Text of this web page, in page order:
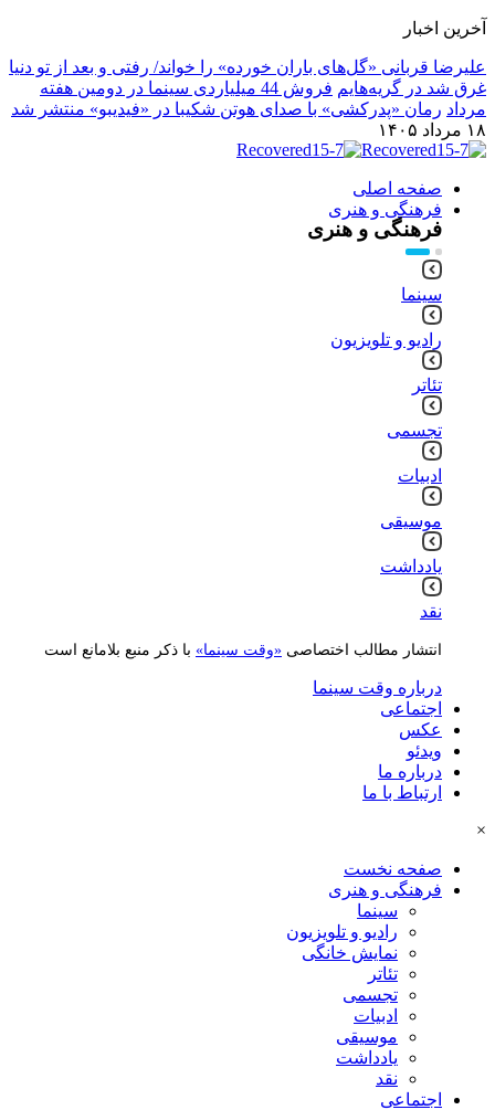
آخرین اخبار
علیرضا قربانی «گل‌های باران خورده» را خواند/ رفتی و بعد از تو دنیا
غرق شد در گریه‌هایم
فروش 44 میلیاردی سینما در دومین هفته
مرداد رمان «پدرکشی» با صدای هوتن شکیبا در «فیدیبو» منتشر شد
۱۸ مرداد ۱۴۰۵
صفحه اصلی
فرهنگی و هنری
فرهنگی و هنری
سینما
رادیو و تلویزیون
تئاتر
تجسمی
ادبیات
موسیقی
یادداشت
نقد
انتشار مطالب اختصاصی «وقت سینما» با ذکر منبع بلامانع است
درباره وقت سینما
اجتماعی
عکس
ویدئو
درباره ما
ارتباط با ما
×
صفحه نخست
فرهنگی و هنری
سینما
رادیو و تلویزیون
نمایش خانگی
تئاتر
تجسمی
ادبیات
موسیقی
یادداشت
نقد
اجتماعی